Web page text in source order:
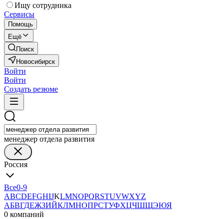
Ищу сотрудника
Сервисы
Помощь
Ещё
Поиск
Новосибирск
Войти
Войти
Создать резюме
менеджер отдела развития
Россия
Все0-9
ABCDEFGHIJKLMNOPQRSTUVWXYZ
АБВГДЕЖЗИЙКЛМНОПРСТУФХЦЧШЩЭЮЯ
0 компаний